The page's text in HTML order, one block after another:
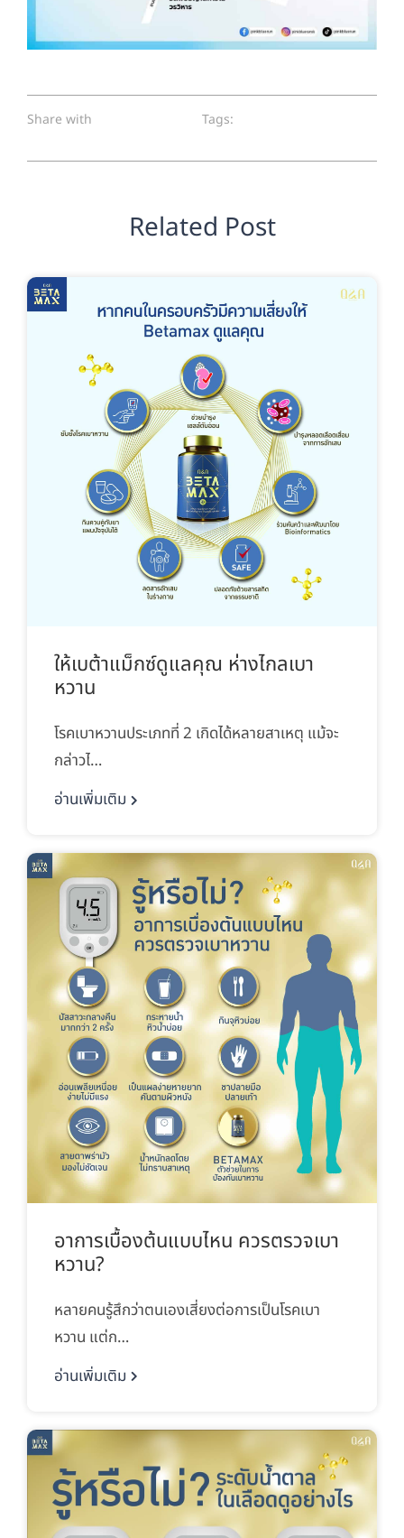
Share with Tags:
Related Post
ให้เบต้าแม็กซ์ดูแลคุณ ห่างไกลเบา
หวาน
โรคเบาหวานประเภทที่ 2 เกิดได้หลายสาเหตุ แม้จะ
กล่าวไ…
อ่านเพิ่มเติม
อาการเบื้องต้นแบบไหน ควรตรวจเบา
หวาน?
หลายคนรู้สึกว่าตนเองเสี่ยงต่อการเป็นโรคเบา
หวาน แต่ก…
อ่านเพิ่มเติม